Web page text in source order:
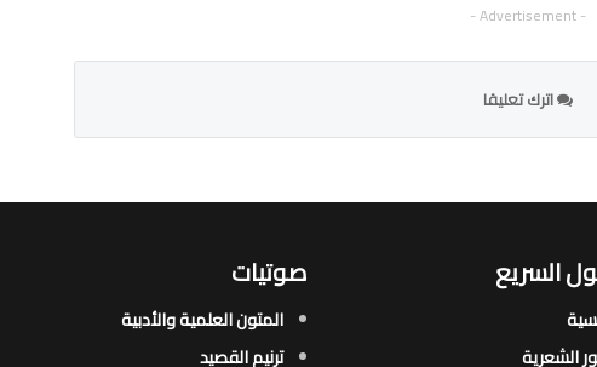
- Advertisement -
اترك تعليقا
السريع
الشعرية​
صوتيات
المتون العلمية والأدبية
ترنيم القصيد